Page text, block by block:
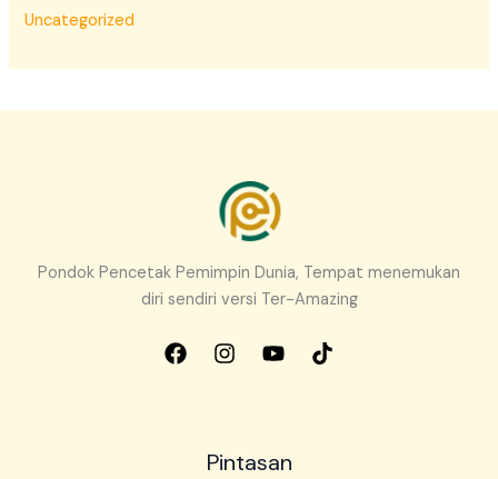
Uncategorized
Pondok Pencetak Pemimpin Dunia, Tempat menemukan
diri sendiri versi Ter-Amazing
Pintasan